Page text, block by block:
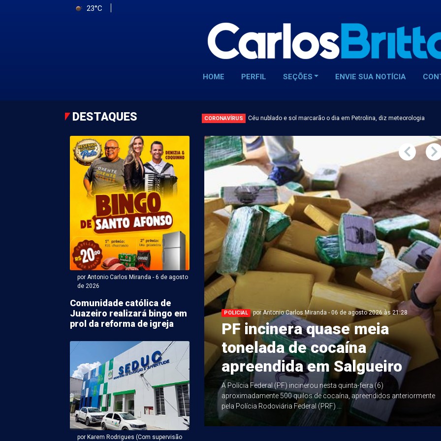
23°C
HOME PERFIL SEÇÕES ENVIE SUA NOTÍCIA
DESTAQUES CORONAVÍRUS Céu nublado e sol marcarão o dia em Petrolina, diz meteorologia
por Antonio Carlos Miranda - 6 de agosto
de 2026
Comunidade católica de
Juazeiro realizará bingo em
prol da reforma de igreja
por Karem Rodrigues (Com supervisão
Carlos Miranda - 06 de agosto 2026 às 18:50
a vice de João
tem maior
de bens em PE
governador de Pernambuco pela Frente Popular,
declarou R$ 3,7 milhões em bens à
POLICIAL por Antonio Carlos Miranda - 06 de agosto 2026 às 21:28
PF incinera quase meia
tonelada de cocaína
apreendida em Salgueiro
A Polícia Federal (PF) incinerou nesta quinta-feira (6)
aproximadamente 500 quilos de cocaína, apreendidos anteriormente
pela Polícia Rodoviária Federal (PRF) ...